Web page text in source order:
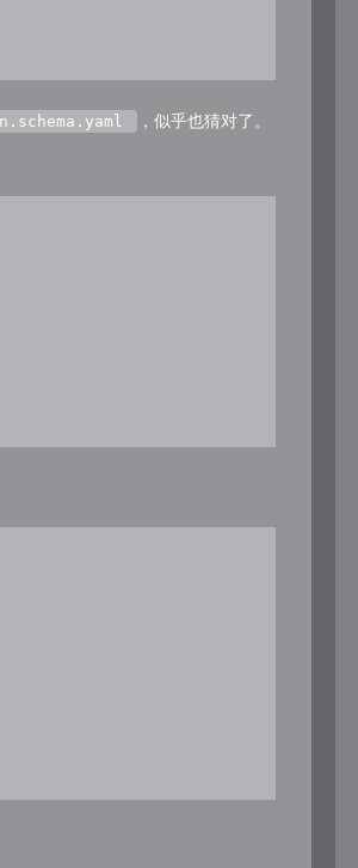
，似乎也猜对了。